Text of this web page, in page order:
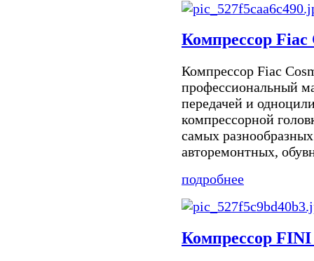
Компрессор Fiac
Компрессор Fiac
профессиональный
передачей и
компрессорной
самых
авторемонтных,
подробнее
Компрессор